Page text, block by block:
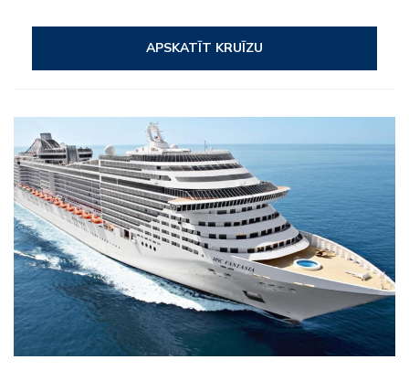
APSKATĪT KRUĪZU
– Viss iekļauts
– Izklaide
– Uz kuģa aktivitātes
– Klubi bērniem un pusaudžiem